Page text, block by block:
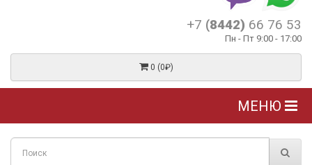
+7 (8442) 66 76 53
Пн - Пт 9:00 - 17:00
0 (0₽)
МЕНЮ